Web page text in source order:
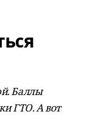
Баллы
ГТО. А вот